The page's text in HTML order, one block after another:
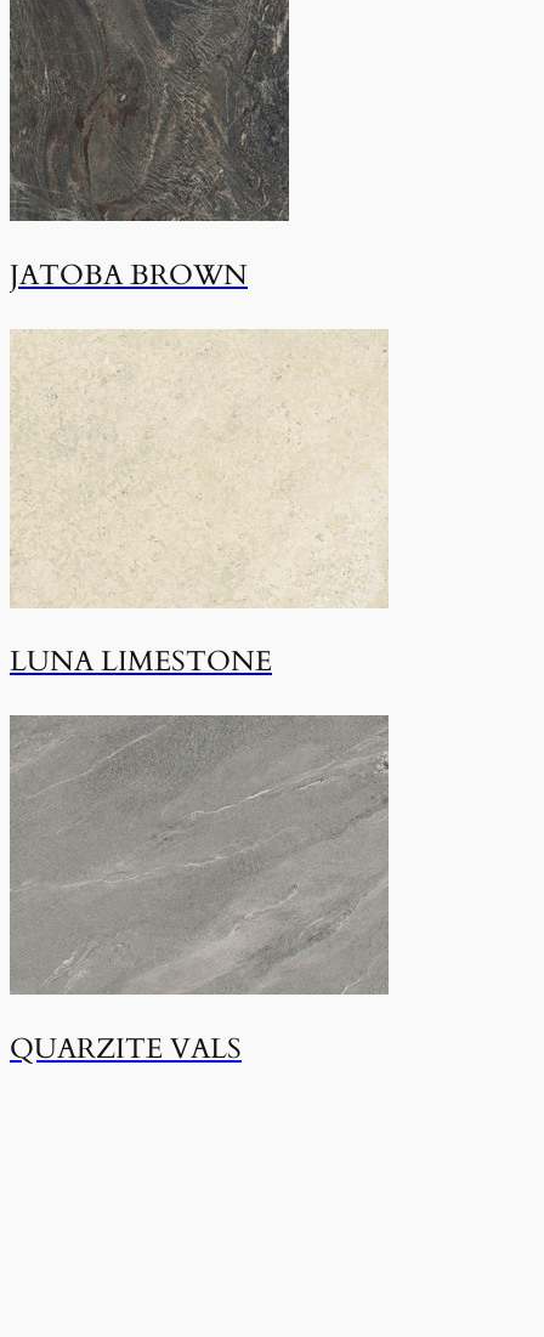
JATOBA BROWN
LUNA LIMESTONE
QUARZITE VALS